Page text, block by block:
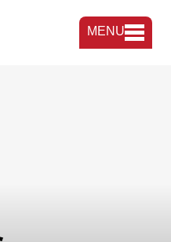
MENU